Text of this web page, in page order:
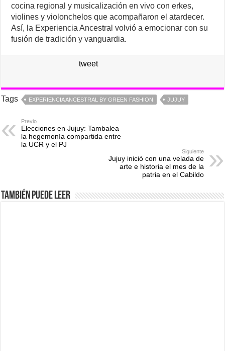
cocina regional y musicalización en vivo con erkes,
violines y violonchelos que acompañaron el atardecer.
Así, la Experiencia Ancestral volvió a emocionar con su
fusión de tradición y vanguardia.
tweet
Tags EXPERIENCIA ANCESTRAL BY GREEN FASHION JUJUY
Previo
Elecciones en Jujuy: Tambalea
la hegemonía compartida entre
la UCR y el PJ
Siguiente
Jujuy inició con una velada de
arte e historia el mes de la
patria en el Cabildo
También puede leer